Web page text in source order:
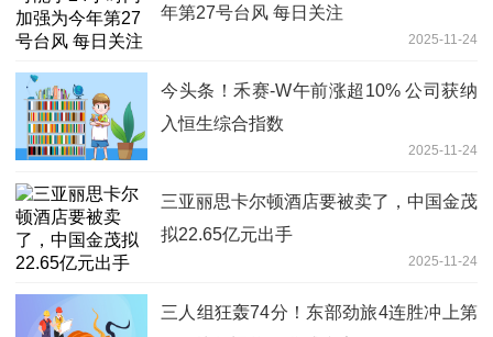
年第27号台风 每日关注
2025-11-24
今头条！禾赛-W午前涨超10% 公司获纳
入恒生综合指数
2025-11-24
三亚丽思卡尔顿酒店要被卖了，中国金茂
拟22.65亿元出手
2025-11-24
三人组狂轰74分！东部劲旅4连胜冲上第